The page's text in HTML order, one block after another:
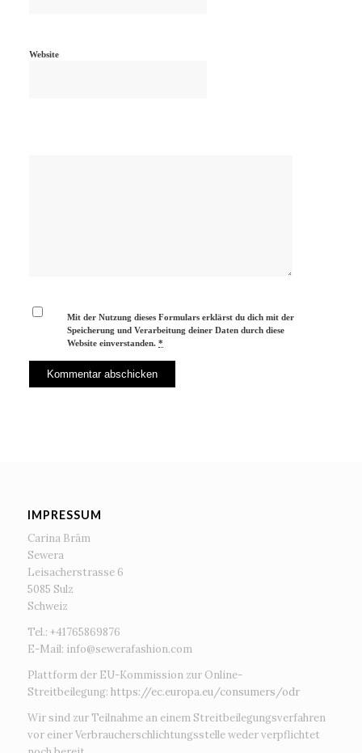
Website
Mit der Nutzung dieses Formulars erklärst du dich mit der
Speicherung und Verarbeitung deiner Daten durch diese
Website einverstanden.*
IMPRESSUM
Carina Bräm
Sewera
Leisacherstrasse 6
5085 Sulz
Schweiz
Tel.: +41765869876
E-Mail: info@sewerafashion.com
Plattform der EU-Kommission zur Online-
Streitbeilegung: https://ec.europa.eu/consumers/odr
Wir sind zur Teilnahme an einem Streitbeilegungsverfahren
vor einer Verbraucherschlichtungsstelle weder verpflichtet